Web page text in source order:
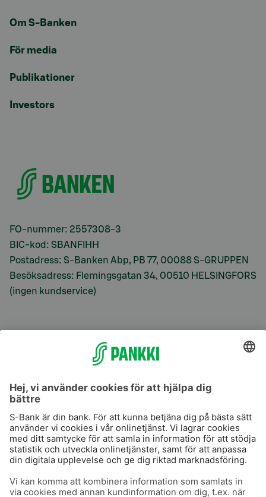
Om S-Banken
För media
Publikationer
Investors
FO-nummer: 2557308-3
BIC-kod: SBANFIHH
Postadress: S-Banken Abp, PB 77, 00088 S-GRUPPEN
Besöksadress: Flemingsgatan 34, 00510 HELSINGFORS
(ingen kundservice)
S-Prime